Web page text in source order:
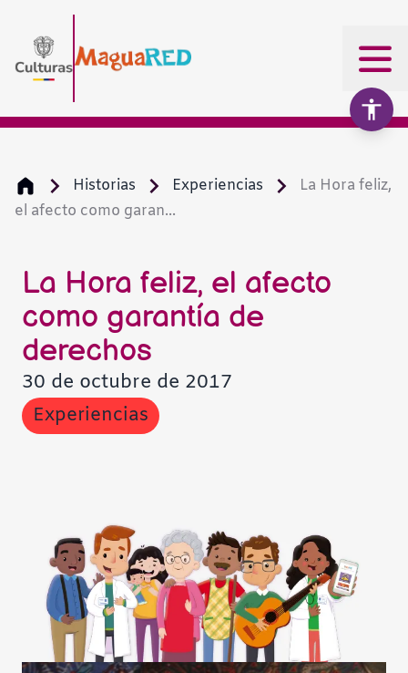
Historias Experiencias
La Hora feliz,
el afecto como garan...
La Hora feliz, el afecto
como garantía de
derechos
30 de octubre de 2017
Experiencias
Alto contraste
Subrayar enlaces
Fuente legible
Restablecer